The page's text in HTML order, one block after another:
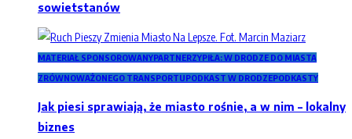
sowietstanów
MATERIAŁ SPONSOROWANYPARTNERZYPIŁA: W DRODZE DO MIASTA
ZRÓWNOWAŻONEGO TRANSPORTUPODKAST W DRODZEPODKASTY
Jak piesi sprawiają, że miasto rośnie, a w nim – lokalny
biznes